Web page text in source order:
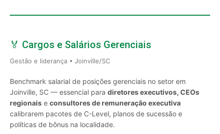
🏅 Cargos e Salários Gerenciais
Gestão e liderança • Joinville/SC
Benchmark salarial de posições gerenciais no setor em
Joinville, SC — essencial para diretores executivos, CEOs
regionais e consultores de remuneração executiva
calibrarem pacotes de C-Level, planos de sucessão e
políticas de bônus na localidade.